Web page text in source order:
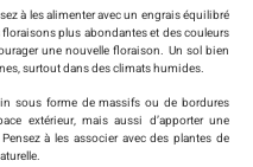
à les alimenter avec un engrais équilibré
plus abondantes et des couleurs
une nouvelle floraison. Un sol bien
surtout dans des climats humides.
sous forme de massifs ou de bordures
extérieur, mais aussi d’apporter une
à les associer avec des plantes de